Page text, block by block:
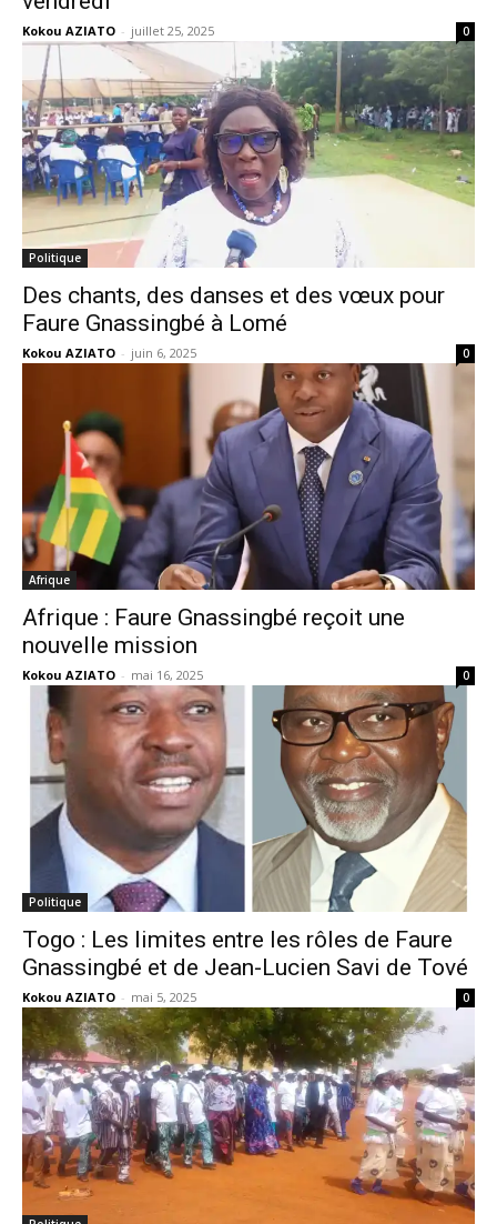
Kokou AZIATO - juillet 25, 2025 0
Politique
Des chants, des danses et des vœux pour
Faure Gnassingbé à Lomé
Kokou AZIATO - juin 6, 2025 0
Afrique
Afrique : Faure Gnassingbé reçoit une
nouvelle mission
Kokou AZIATO - mai 16, 2025 0
Politique
Togo : Les limites entre les rôles de Faure
Gnassingbé et de Jean-Lucien Savi de Tové
Kokou AZIATO - mai 5, 2025 0